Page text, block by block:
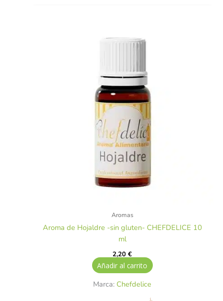
Aromas
Aroma de Hojaldre -sin gluten- CHEFDELICE 10
ml
2,20€
Añadir al carrito
Marca: Chefdelice